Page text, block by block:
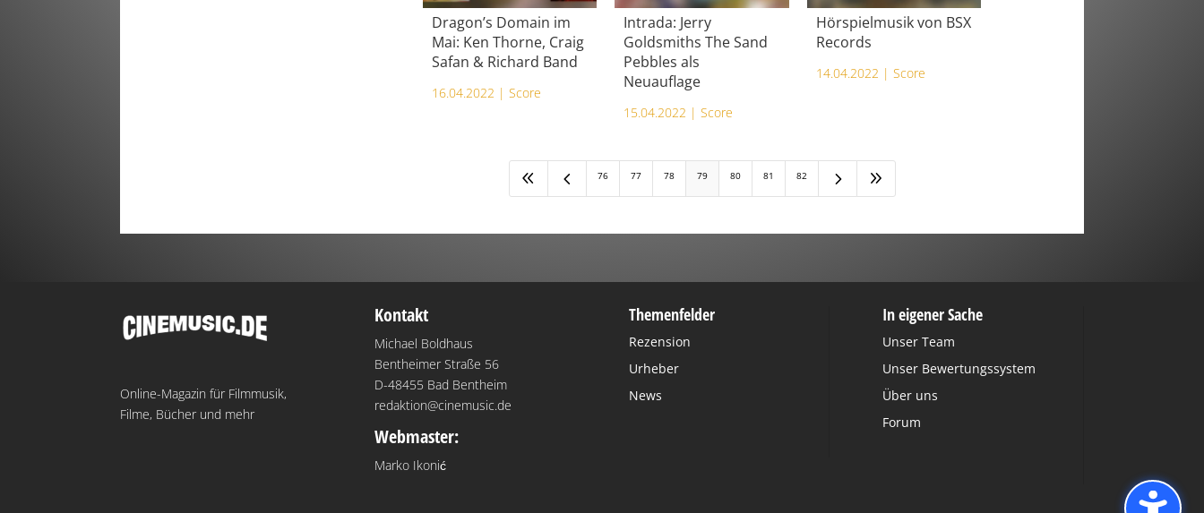
Dragon’s Domain im
Mai: Ken Thorne, Craig
Safan & Richard Band
16.04.2022 | Score
Intrada: Jerry
Goldsmiths The Sand
Pebbles als
Neuauflage
15.04.2022 |Score
Hörspielmusik von BSX
Records
14.04.2022 | Score
8 4 76 77 78 79 80 81 82 5 9
Online-Magazin für Filmmusik,
Filme, Bücher und mehr
Kontakt
Michael Boldhaus
Bentheimer Straße 56
D-48455 Bad Bentheim
redaktion@cinemusic.de
Webmaster:
Marko Ikonić
Themenfelder
Rezension
Urheber
News
In eigener Sache
Unser Team
Unser Bewertungssystem
Über uns
Forum